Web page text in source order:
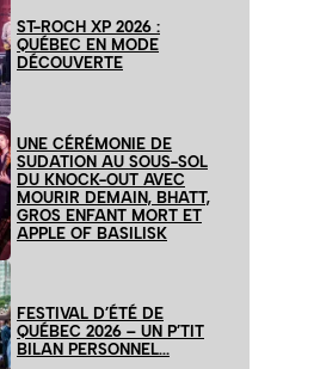
ST-ROCH XP 2026 :
QUÉBEC EN MODE
DÉCOUVERTE
UNE CÉRÉMONIE DE
SUDATION AU SOUS-SOL
DU KNOCK-OUT AVEC
MOURIR DEMAIN, BHATT,
GROS ENFANT MORT ET
APPLE OF BASILISK
FESTIVAL D’ÉTÉ DE
QUÉBEC 2026 – UN P’TIT
BILAN PERSONNEL…